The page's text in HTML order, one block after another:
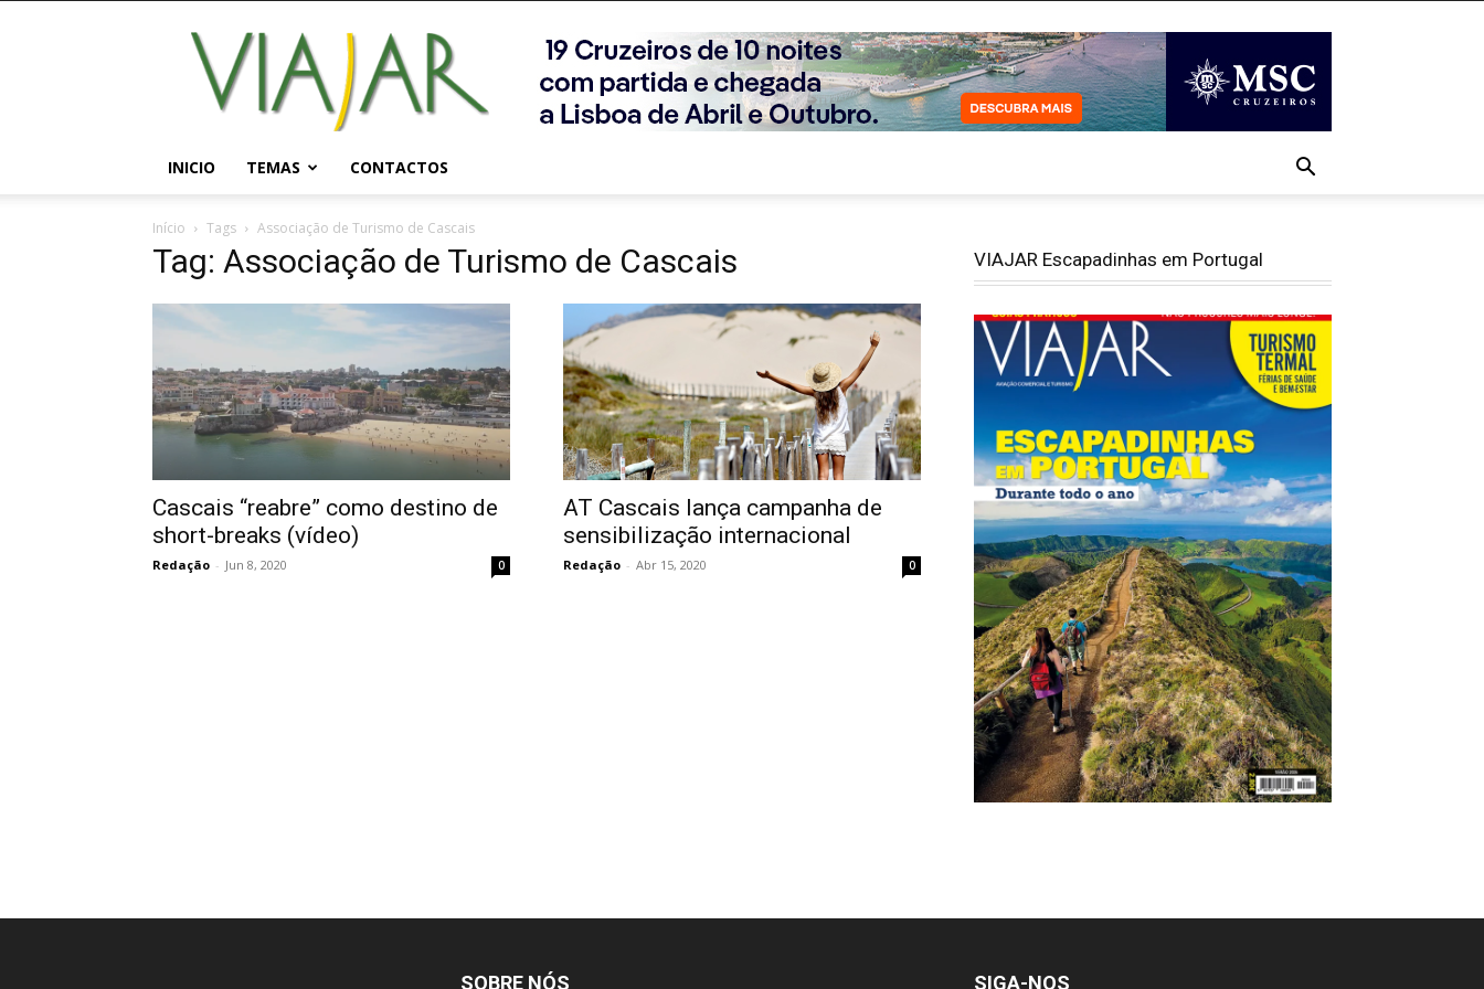
Viajar
Magazine
Online
INICIO TEMAS CONTACTOS
Início Tags Associação de Turismo de Cascais
Tag: Associação de Turismo de Cascais
Cascais “reabre” como destino de
short-breaks (vídeo)
Redação - Jun 8, 2020 0
AT Cascais lança campanha de
sensibilização internacional
Redação - Abr 15, 2020 0
VIAJAR Escapadinhas em Portugal
SOBRE NÓS SIGA-NOS